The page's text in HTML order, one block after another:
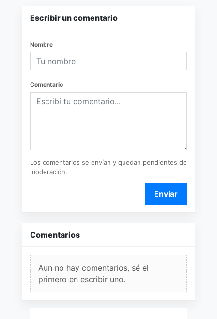
Escribir un comentario
Nombre
Comentario
Los comentarios se envían y quedan pendientes de
moderación.
Enviar
Comentarios
Aun no hay comentarios, sé el
primero en escribir uno.